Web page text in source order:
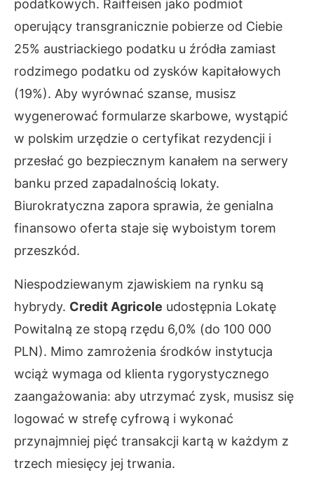
podatkowych. Raiffeisen jako podmiot
operujący transgranicznie pobierze od Ciebie
25% austriackiego podatku u źródła zamiast
rodzimego podatku od zysków kapitałowych
(19%). Aby wyrównać szanse, musisz
wygenerować formularze skarbowe, wystąpić
w polskim urzędzie o certyfikat rezydencji i
przesłać go bezpiecznym kanałem na serwery
banku przed zapadalnością lokaty.
Biurokratyczna zapora sprawia, że genialna
finansowo oferta staje się wyboistym torem
przeszkód.
Niespodziewanym zjawiskiem na rynku są
hybrydy. Credit Agricole udostępnia Lokatę
Powitalną ze stopą rzędu 6,0% (do 100 000
PLN). Mimo zamrożenia środków instytucja
wciąż wymaga od klienta rygorystycznego
zaangażowania: aby utrzymać zysk, musisz się
logować w strefę cyfrową i wykonać
przynajmniej pięć transakcji kartą w każdym z
trzech miesięcy jej trwania.